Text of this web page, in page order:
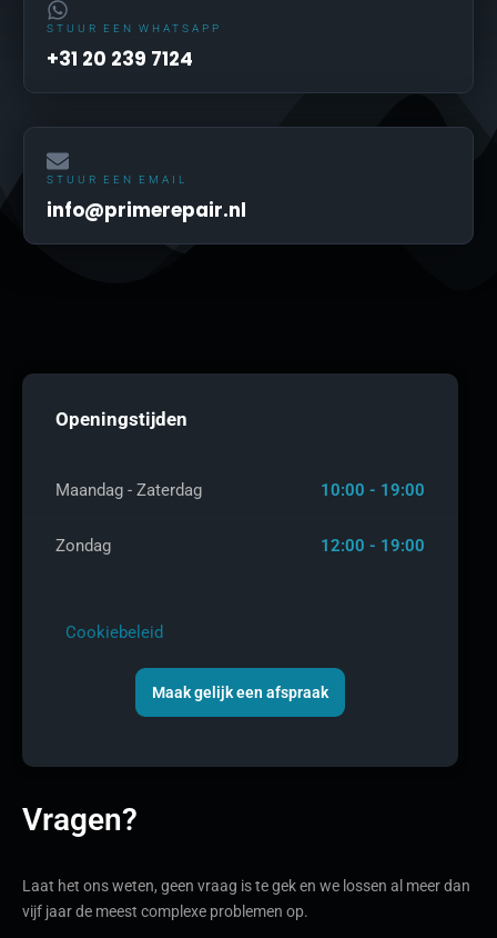
STUUR EEN WHATSAPP
+31 20 239 7124
STUUR EEN EMAIL
info@primerepair.nl
Openingstijden
Maandag - Zaterdag 10:00 - 19:00
Zondag 12:00 - 19:00
Cookiebeleid
Maak gelijk een afspraak
Vragen?
Laat het ons weten, geen vraag is te gek en we lossen al meer dan
vijf jaar de meest complexe problemen op.